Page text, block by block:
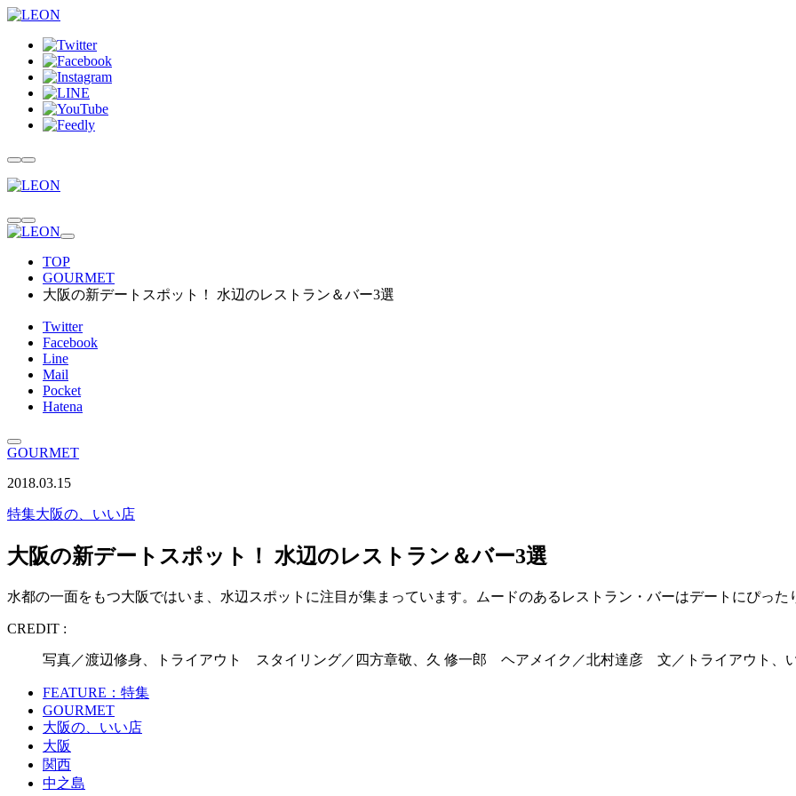
TOP
GOURMET
大阪の新デートスポット！ 水辺のレストラン＆バー3選
Twitter
Facebook
Line
Mail
Pocket
Hatena
GOURMET
2018.03.15
特集大阪の、いい店
大阪の新デートスポット！ 水辺のレストラン＆バー3選
水都の一面をもつ大阪ではいま、水辺スポットに注目が集まっています。ムードのあるレストラン・バーはデートにぴった
CREDIT :
写真／渡辺修身、トライアウト スタイリング／四方章敬、久 修一郎 ヘアメイク／北村達彦 文／トライアウト、
FEATURE：特集
GOURMET
大阪の、いい店
大阪
関西
中之島